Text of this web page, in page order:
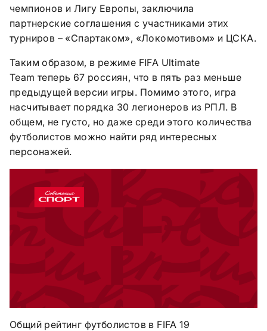
чемпионов и Лигу Европы, заключила
партнерские соглашения с участниками этих
турниров – «Спартаком», «Локомотивом» и ЦСКА.
Таким образом, в режиме FIFA Ultimate
Team теперь 67 россиян, что в пять раз меньше
предыдущей версии игры. Помимо этого, игра
насчитывает порядка 30 легионеров из РПЛ. В
общем, не густо, но даже среди этого количества
футболистов можно найти ряд интересных
персонажей.
Общий рейтинг футболистов в FIFA 19